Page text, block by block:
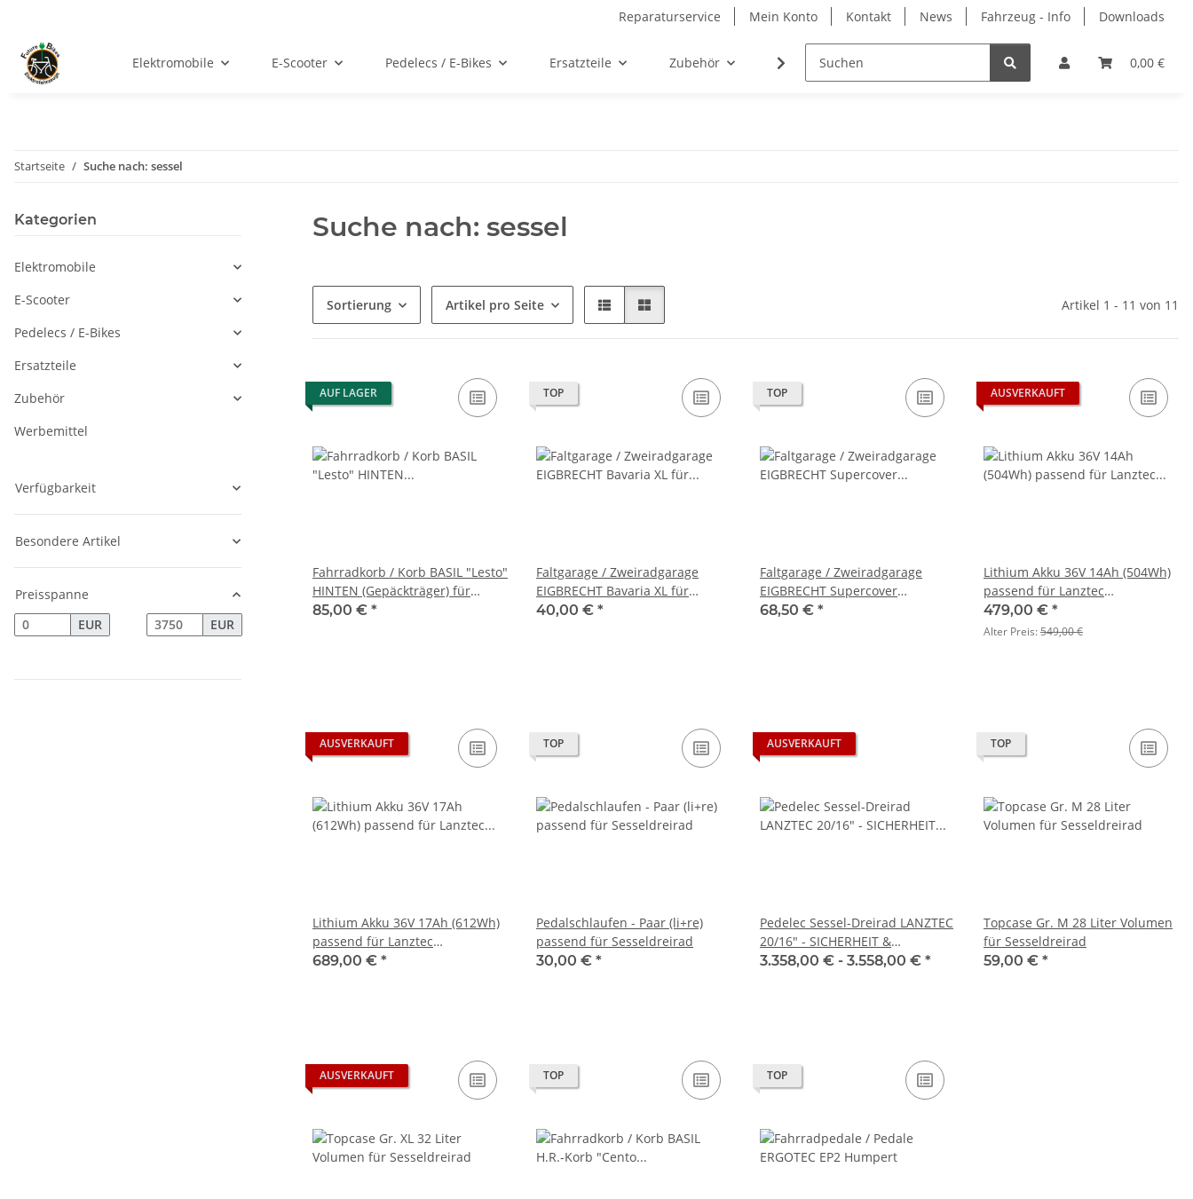
Reparaturservice Mein Konto Kontakt News Fahrzeug - Info Downloads
0,00 €
Elektromobile E-Scooter Pedelecs / E-Bikes Ersatzteile Zubehör Werbemittel
Startseite Suche nach: sessel
Suche nach: sessel
Sortierung Artikel pro Seite Artikel 1 - 11 von 11
AUF LAGER
Fahrradkorb / Korb BASIL "Lesto"
HINTEN (Gepäckträger) für
Lanztec Sesseldreirad, Maße: ca.
85,00 € *
TOP
Faltgarage / Zweiradgarage
EIGBRECHT Bavaria XL für
Lanztec Sesseldreirad 2,75 x 1,50
40,00 € *
TOP
Faltgarage / Zweiradgarage
EIGBRECHT Supercover
extrastark für Lanztec
68,50 € *
AUSVERKAUFT
Lithium Akku 36V 14Ah (504Wh)
passend für Lanztec
Sesseldreirad
479,00 € *
Alter Preis:549,00 €
AUSVERKAUFT
Lithium Akku 36V 17Ah (612Wh)
passend für Lanztec
Sesseldreirad
689,00 € *
TOP
Pedalschlaufen - Paar (li+re)
passend für Sesseldreirad
30,00 € *
AUSVERKAUFT
Pedelec Sessel-Dreirad LANZTEC
20/16" - SICHERHEIT &
KOMFORT!
3.358,00 € - 3.558,00 € *
TOP
Topcase Gr. M 28 Liter Volumen
für Sesseldreirad
59,00 € *
AUSVERKAUFT TOP TOP
Kategorien
Elektromobile
E-Scooter
Pedelecs / E-Bikes
Ersatzteile
Zubehör
Werbemittel
Verfügbarkeit
Besondere Artikel
Preisspanne
EUR
EUR